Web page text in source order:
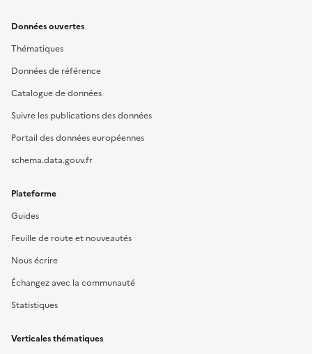
Données ouvertes
Thématiques
Données de référence
Catalogue de données
Suivre les publications des données
Portail des données européennes
schema.data.gouv.fr
Plateforme
Guides
Feuille de route et nouveautés
Nous écrire
Échangez avec la communauté
Statistiques
Verticales thématiques